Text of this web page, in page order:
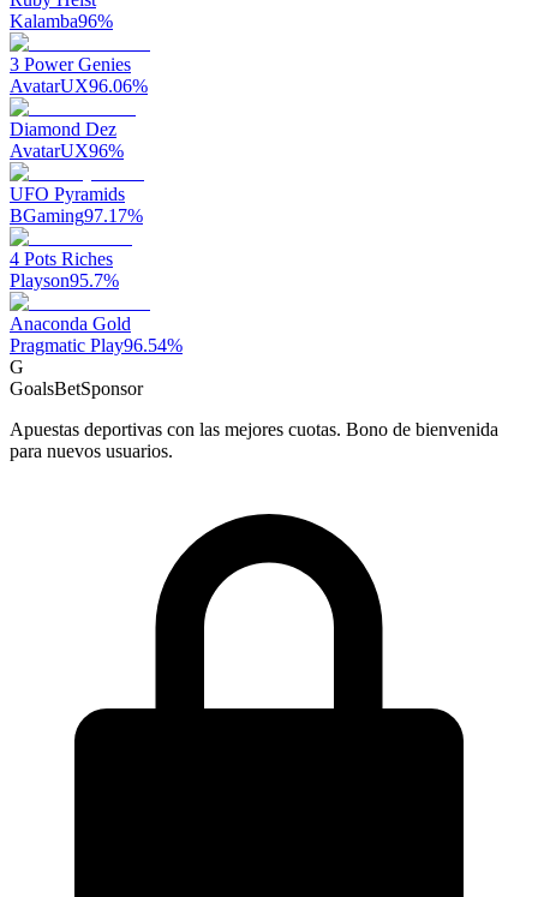
Kalamba96%
3 Power Genies
AvatarUX96.06%
Diamond Dez
AvatarUX96%
UFO Pyramids
BGaming97.17%
4 Pots Riches
Playson95.7%
Anaconda Gold
Pragmatic Play96.54%
G
GoalsBetSponsor
Apuestas deportivas con las mejores cuotas. Bono de bienvenida
para nuevos usuarios.